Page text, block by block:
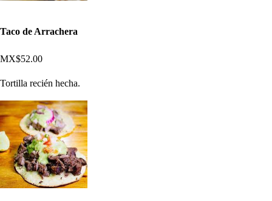
Taco de Arrachera
MX$52.00
Tortilla recién hecha.